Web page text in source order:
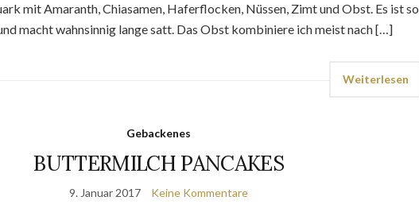
mit Amaranth, Chiasamen, Haferflocken, Nüssen, Zimt und Obst. Es ist so
macht wahnsinnig lange satt. Das Obst kombiniere ich meist nach […]
Weiterlesen
Gebackenes
BUTTERMILCH PANCAKES
9. Januar 2017 Keine Kommentare